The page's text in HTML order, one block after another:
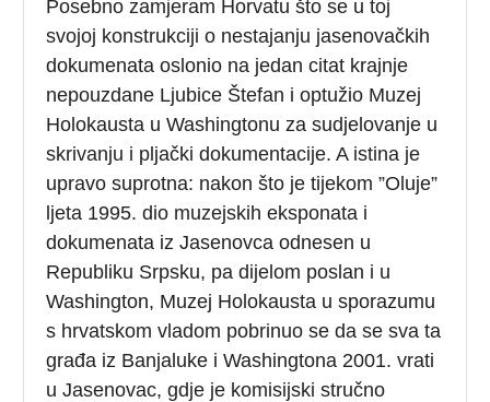
Posebno zamjeram Horvatu što se u toj
svojoj konstrukciji o nestajanju jasenovačkih
dokumenata oslonio na jedan citat krajnje
nepouzdane Ljubice Štefan i optužio Muzej
Holokausta u Washingtonu za sudjelovanje u
skrivanju i pljački dokumentacije. A istina je
upravo suprotna: nakon što je tijekom ”Oluje”
ljeta 1995. dio muzejskih eksponata i
dokumenata iz Jasenovca odnesen u
Republiku Srpsku, pa dijelom poslan i u
Washington, Muzej Holokausta u sporazumu
s hrvatskom vladom pobrinuo se da se sva ta
građa iz Banjaluke i Washingtona 2001. vrati
u Jasenovac, gdje je komisijski stručno